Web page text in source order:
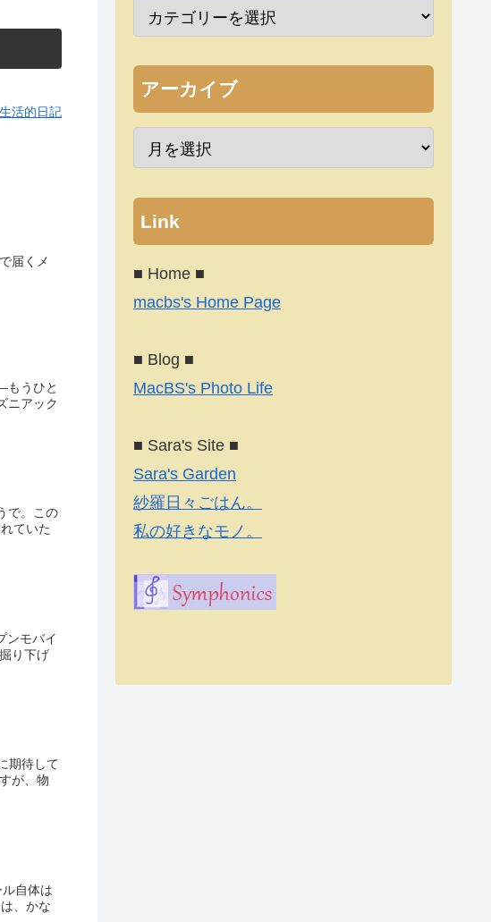
活的日記
届くメ
もうひと
ニアック
で。この
ていた
ンモバイ
り下げ
期待して
が、物
自体は
、かな
アーカイブ
Link
■ Home ■
macbs's Home Page
■ Blog ■
MacBS's Photo Life
■ Sara's Site ■
Sara's Garden
紗羅日々ごはん。
私の好きなモノ。